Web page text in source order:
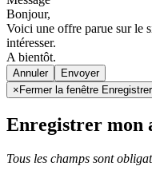
Bonjour,
Voici une offre parue sur le
intéresser.
A bientôt.
Annuler
× Fermer la fenêtre
Enregistrer mon
Tous les champs sont